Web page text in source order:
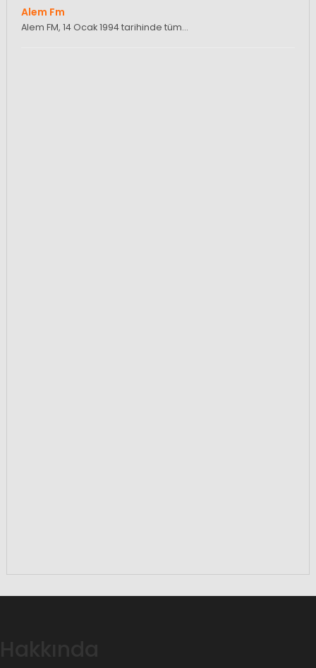
Alem Fm
Alem FM, 14 Ocak 1994 tarihinde tüm…